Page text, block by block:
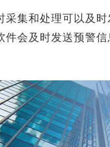
和处理可以及时
会及时发送预警